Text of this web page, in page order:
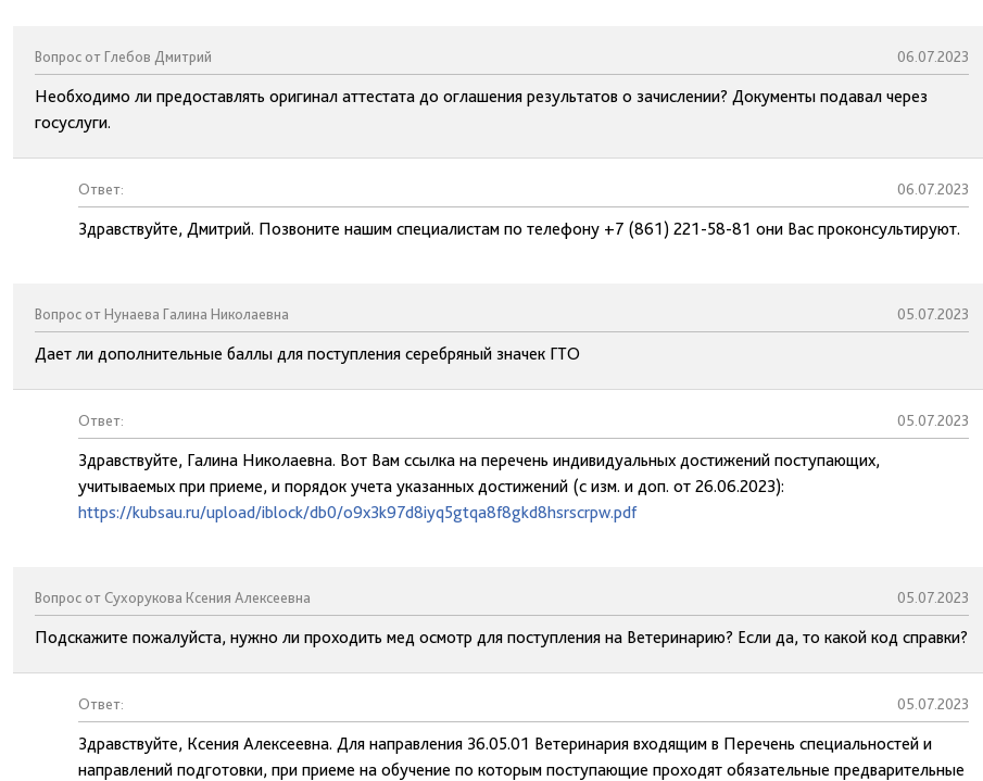
Вопрос от Глебов Дмитрий 06.07.2023
Необходимо ли предоставлять оригинал аттестата до оглашения результатов о зачислении? Документы подавал через
госуслуги.
Ответ: 06.07.2023
Здравствуйте, Дмитрий. Позвоните нашим специалистам по телефону +7 (861) 221-58-81 они Вас проконсультируют.
Вопрос от Нунаева Галина Николаевна 05.07.2023
Дает ли дополнительные баллы для поступления серебряный значек ГТО
Ответ: 05.07.2023
Здравствуйте, Галина Николаевна. Вот Вам ссылка на перечень индивидуальных достижений поступающих,
учитываемых при приеме, и порядок учета указанных достижений (с изм. и доп. от 26.06.2023):
https://kubsau.ru/upload/iblock/db0/o9x3k97d8iyq5gtqa8f8gkd8hsrscrpw.pdf
Вопрос от Сухорукова Ксения Алексеевна 05.07.2023
Подскажите пожалуйста, нужно ли проходить мед осмотр для поступления на Ветеринарию? Если да, то какой код справки?
Ответ: 05.07.2023
Здравствуйте, Ксения Алексеевна. Для направления 36.05.01 Ветеринария входящим в Перечень специальностей и
направлений подготовки, при приеме на обучение по которым поступающие проходят обязательные предварительные